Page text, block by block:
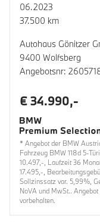
06.2023
37.500 km
Autohaus Gönitzer
9400 Wolfsberg
Angebotsnr:
€ 34.990,-
* Angebot der BMW
Fahrzeug BMW 118d 5-
10.497,-, Laufzeit 36
17.495,-,
Sollzinssatz var. 5,99%,
NoVA und MwSt..
vorbehalten.